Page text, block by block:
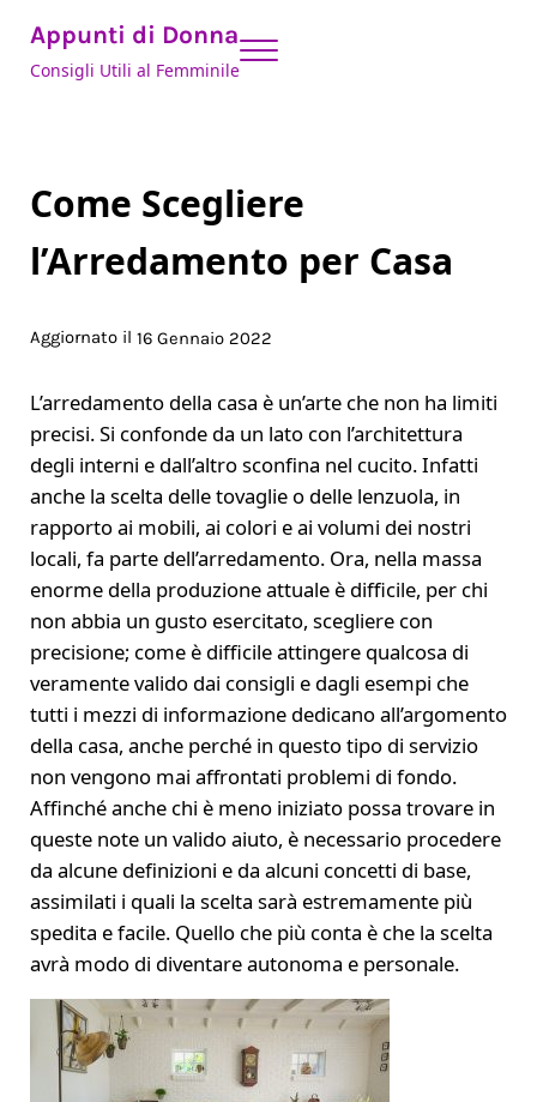
Appunti di Donna
Consigli Utili al Femminile
Menu
Come Scegliere
l’Arredamento per Casa
Aggiornato il 16 Gennaio 2022
L’arredamento della casa è un’arte che non ha limiti
precisi. Si confonde da un lato con l’architettura
degli interni e dall’altro sconfina nel cucito. Infatti
anche la scelta delle tovaglie o delle lenzuola, in
rapporto ai mobili, ai colori e ai volumi dei nostri
locali, fa parte dell’arredamento. Ora, nella massa
enorme della produzione attuale è difficile, per chi
non abbia un gusto esercitato, scegliere con
precisione; come è difficile attingere qualcosa di
veramente valido dai consigli e dagli esempi che
tutti i mezzi di informazione dedicano all’argomento
della casa, anche perché in questo tipo di servizio
non vengono mai affrontati problemi di fondo.
Affinché anche chi è meno iniziato possa trovare in
queste note un valido aiuto, è necessario procedere
da alcune definizioni e da alcuni concetti di base,
assimilati i quali la scelta sarà estremamente più
spedita e facile. Quello che più conta è che la scelta
avrà modo di diventare autonoma e personale.